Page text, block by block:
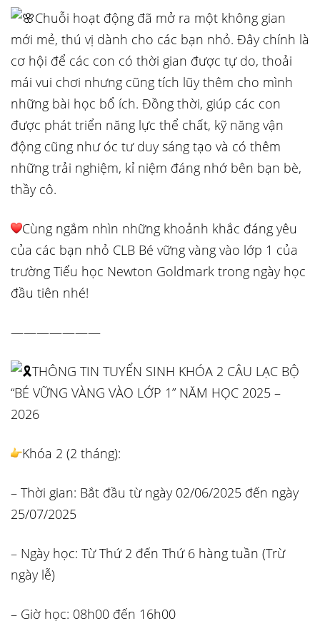
Chuỗi hoạt động đã mở ra một không gian
mới mẻ, thú vị dành cho các bạn nhỏ. Đây chính là
cơ hội để các con có thời gian được tự do, thoải
mái vui chơi nhưng cũng tích lũy thêm cho mình
những bài học bổ ích. Đồng thời, giúp các con
được phát triển năng lực thể chất, kỹ năng vận
động cũng như óc tư duy sáng tạo và có thêm
những trải nghiệm, kỉ niệm đáng nhớ bên bạn bè,
thầy cô.
Cùng ngắm nhìn những khoảnh khắc đáng yêu
của các bạn nhỏ CLB Bé vững vàng vào lớp 1 của
trường Tiểu học Newton Goldmark trong ngày học
đầu tiên nhé!
———————
THÔNG TIN TUYỂN SINH KHÓA 2 CÂU LẠC BỘ
“BÉ VỮNG VÀNG VÀO LỚP 1” NĂM HỌC 2025 –
2026
Khóa 2 (2 tháng):
– Thời gian: Bắt đầu từ ngày 02/06/2025 đến ngày
25/07/2025
– Ngày học: Từ Thứ 2 đến Thứ 6 hàng tuần (Trừ
ngày lễ)
– Giờ học: 08h00 đến 16h00